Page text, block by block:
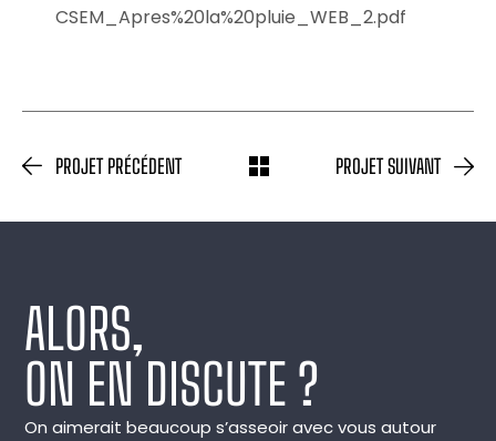
CSEM_Apres%20la%20pluie_WEB_2.pdf
PROJET PRÉCÉDENT PROJET SUIVANT
ALORS,
ON EN DISCUTE ?
On aimerait beaucoup s’asseoir avec vous autour